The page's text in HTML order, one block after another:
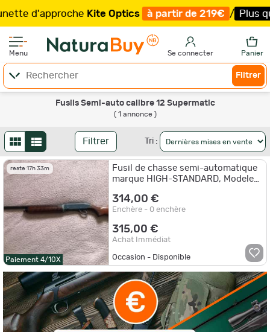
d'approcheKite Optics à partir de 219€ / Plus
Menu Se connecter Panier
Filtrer
Fusils Semi-auto calibre 12 Supermatic
( 1 annonce )
Filtrer Tri :
reste 17h 33m
Paiement 4/10X
Fusil de chasse semi-automatique
marque HIGH-STANDARD, Modele
calibre 12
314,00 €
Enchère - 0 enchère
315,00 €
Achat Immédiat
Occasion - Disponible